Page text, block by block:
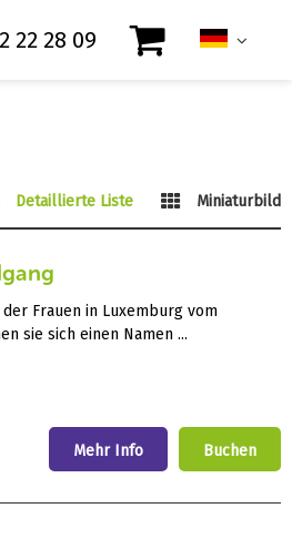
22 28 09
Detaillierte Liste Miniaturbild
Frauen in Luxemburg vom
sie sich einen Namen ...
Mehr Info Buchen